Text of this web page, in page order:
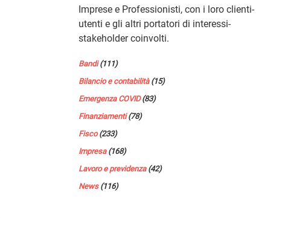
Imprese e Professionisti, con i loro clienti-
utenti e gli altri portatori di interessi-
stakeholder coinvolti.
Bandi(111)
Bilancio e contabilità(15)
Emergenza COVID(83)
Finanziamenti(78)
Fisco(233)
Impresa(168)
Lavoro e previdenza(42)
News(116)